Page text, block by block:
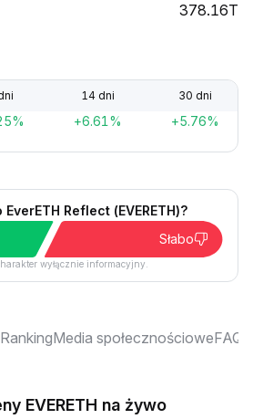
378.16T
14 dni 30 dni
+6.61% +5.76%
Reflect (EVERETH)?
Słabo
wyłącznie informacyjny.
RankingMedia społecznościoweFAQ
EVERETH na żywo